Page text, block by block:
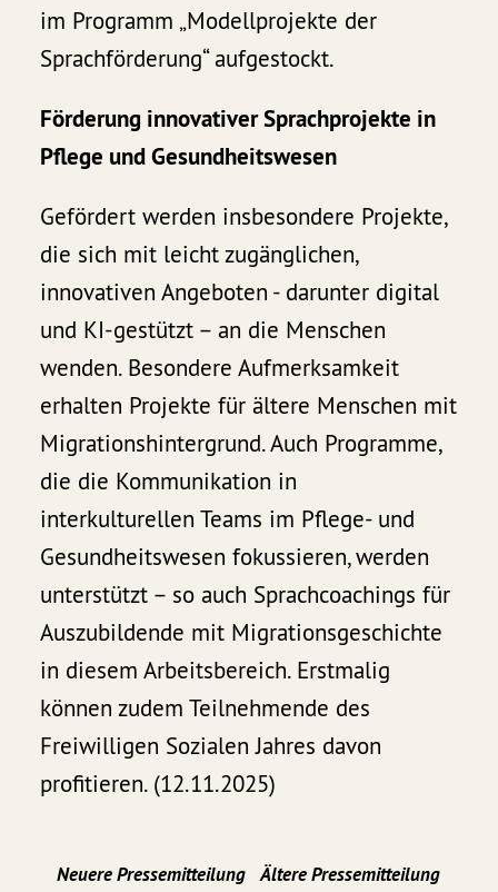
im Programm „Modellprojekte der
Sprachförderung“ aufgestockt.
Förderung innovativer Sprachprojekte in
Pflege und Gesundheitswesen
Gefördert werden insbesondere Projekte,
die sich mit leicht zugänglichen,
innovativen Angeboten - darunter digital
und KI-gestützt – an die Menschen
wenden. Besondere Aufmerksamkeit
erhalten Projekte für ältere Menschen mit
Migrationshintergrund. Auch Programme,
die die Kommunikation in
interkulturellen Teams im Pflege- und
Gesundheitswesen fokussieren, werden
unterstützt – so auch Sprachcoachings für
Auszubildende mit Migrationsgeschichte
in diesem Arbeitsbereich. Erstmalig
können zudem Teilnehmende des
Freiwilligen Sozialen Jahres davon
profitieren. (12.11.2025)
Neuere Pressemitteilung Ältere Pressemitteilung